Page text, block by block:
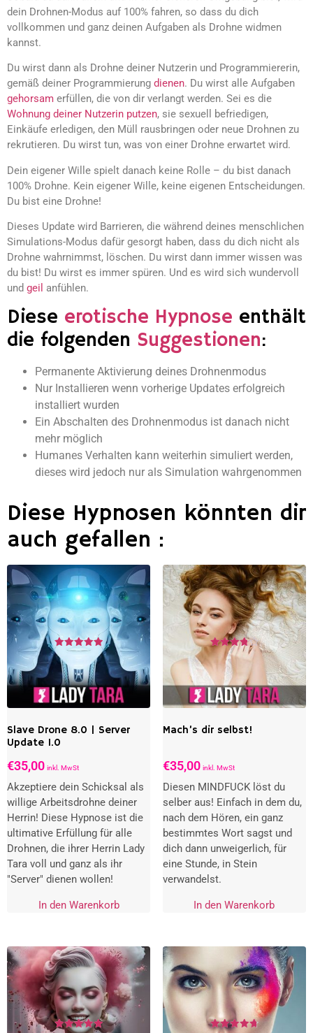
dein Drohnen-Modus auf 100% fahren, so dass du dich
vollkommen und ganz deinen Aufgaben als Drohne widmen
kannst.
Du wirst dann als Drohne deiner Nutzerin und Programmiererin,
gemäß deiner Programmierung dienen. Du wirst alle Aufgaben
gehorsam erfüllen, die von dir verlangt werden. Sei es die
Wohnung deiner Nutzerin putzen, sie sexuell befriedigen,
Einkäufe erledigen, den Müll rausbringen oder neue Drohnen zu
rekrutieren. Du wirst tun, was von einer Drohne erwartet wird.
Dein eigener Wille spielt danach keine Rolle – du bist danach
100% Drohne. Kein eigener Wille, keine eigenen Entscheidungen.
Du bist eine Drohne!
Dieses Update wird Barrieren, die während deines menschlichen
Simulations-Modus dafür gesorgt haben, dass du dich nicht als
Drohne wahrnimmst, löschen. Du wirst dann immer wissen was
du bist! Du wirst es immer spüren. Und es wird sich wundervoll
und geil anfühlen.
Diese erotische Hypnose enthält
die folgenden Suggestionen:
Permanente Aktivierung deines Drohnenmodus
Nur Installieren wenn vorherige Updates erfolgreich
installiert wurden
Ein Abschalten des Drohnenmodus ist danach nicht
mehr möglich
Humanes Verhalten kann weiterhin simuliert werden,
dieses wird jedoch nur als Simulation wahrgenommen
Diese Hypnosen könnten dir
auch gefallen :
Slave Drone 8.0 | Server
Update 1.0
Bewertet
mit
5.00
von 5
€35,00 inkl. MwSt
Akzeptiere dein Schicksal als
willige Arbeitsdrohne deiner
Herrin! Diese Hypnose ist die
ultimative Erfüllung für alle
Drohnen, die ihrer Herrin Lady
Tara voll und ganz als ihr
"Server" dienen wollen!
In den Warenkorb
Mach’s dir selbst!
Bewertet
mit
3.86
von 5
€35,00 inkl. MwSt
Diesen MINDFUCK löst du
selber aus! Einfach in dem du,
nach dem Hören, ein ganz
bestimmtes Wort sagst und
dich dann unweigerlich, für
eine Stunde, in Stein
verwandelst.
In den Warenkorb